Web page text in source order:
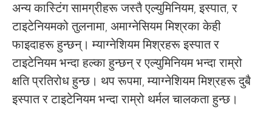
अन्य कास्टिंग सामग्रीहरू जस्तै एल्युमिनियम, इस्पात, र
टाइटेनियमको तुलनामा, अमाग्नेसियम मिश्रका केही
फाइदाहरू हुन्छन्। म्याग्नेशियम मिश्रहरू इस्पात र
टाइटेनियम भन्दा हल्का हुन्छन् र एल्युमिनियम भन्दा राम्रो
क्षति प्रतिरोध हुन्छ। थप रूपमा, म्याग्नेशियम मिश्रहरू दुबै
इस्पात र टाइटेनियम भन्दा राम्रो थर्मल चालकता हुन्छ।